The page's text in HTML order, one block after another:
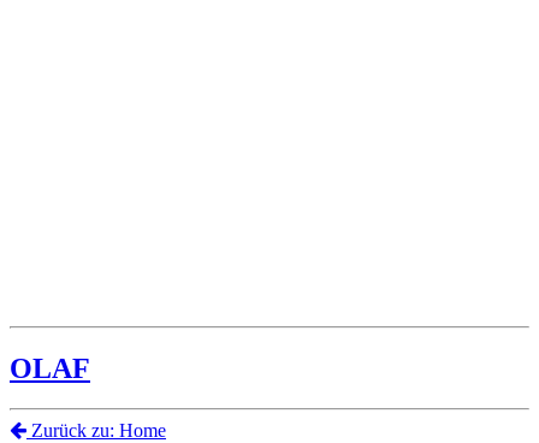
OLAF
Zurück zu: Home